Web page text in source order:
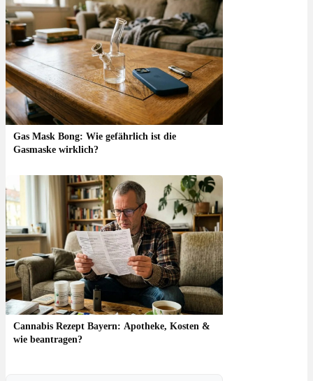
Gas Mask Bong: Wie gefährlich ist die
Gasmaske wirklich?
Cannabis Rezept Bayern: Apotheke, Kosten &
wie beantragen?